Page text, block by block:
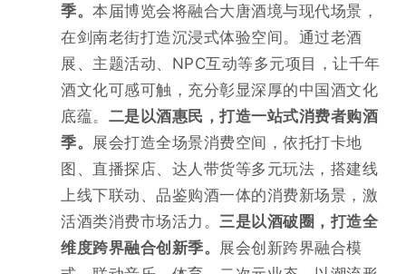
季。本届博览会将融合大唐酒境与现代场景，
在剑南老街打造沉浸式体验空间。通过老酒
展、主题活动、NPC互动等多元项目，让千年
酒文化可感可触，充分彰显深厚的中国酒文化
底蕴。 二是以酒惠民，打造一站式消费者购酒
季。 展会打造全场景消费空间，依托打卡地
图、直播探店、达人带货等多元玩法，搭建线
上线下联动、品鉴购酒一体的消费新场景，激
活酒类消费市场活力。 三是以酒破圈，打造全
维度跨界融合创新季。 展会创新跨界融合模